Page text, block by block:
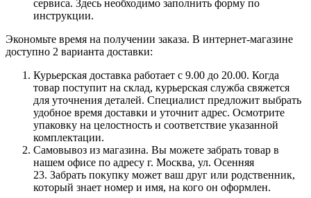
сервиса. Здесь необходимо заполнить форму по
инструкции.
Экономьте время на получении заказа. В интернет-магазине
доступно 2 варианта доставки:
Курьерская доставка работает с 9.00 до 20.00. Когда
товар поступит на склад, курьерская служба свяжется
для уточнения деталей. Специалист предложит выбрать
удобное время доставки и уточнит адрес. Осмотрите
упаковку на целостность и соответствие указанной
комплектации.
Самовывоз из магазина. Вы можете забрать товар в
нашем офисе по адресу г. Москва, ул. Осенняя
23. Забрать покупку может ваш друг или родственник,
который знает номер и имя, на кого он оформлен.